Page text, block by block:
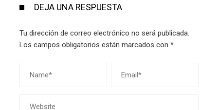
DEJA UNA RESPUESTA
Tu dirección de correo electrónico no será publicada.
Los campos obligatorios están marcados con *